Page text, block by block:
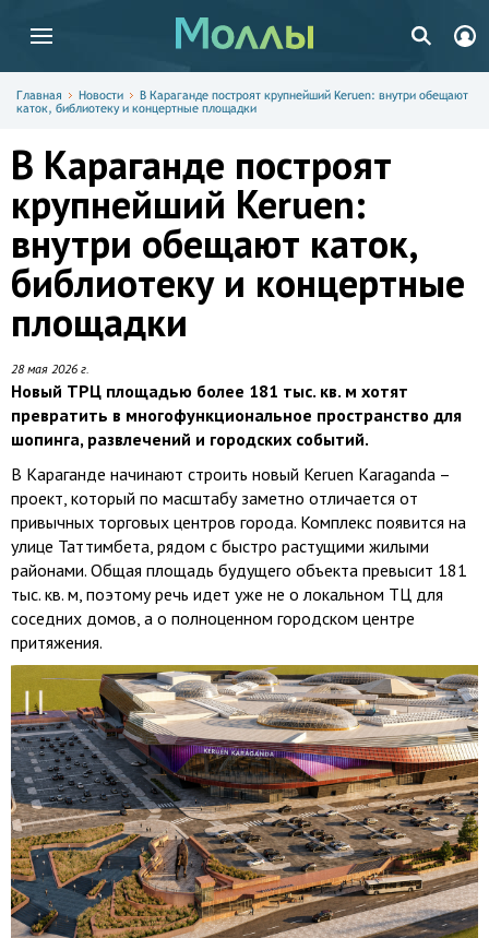
Главная Новости
В Караганде построят крупнейший Keruen: внутри обещают
каток, библиотеку и концертные площадки
В Караганде построят
крупнейший Keruen:
внутри обещают каток,
библиотеку и концертные
площадки
28 мая 2026 г.
Новый ТРЦ площадью более 181 тыс. кв. м хотят
превратить в многофункциональное пространство для
шопинга, развлечений и городских событий.
В Караганде начинают строить новый Keruen Karaganda –
проект, который по масштабу заметно отличается от
привычных торговых центров города. Комплекс появится на
улице Таттимбета, рядом с быстро растущими жилыми
районами. Общая площадь будущего объекта превысит 181
тыс. кв. м, поэтому речь идет уже не о локальном ТЦ для
соседних домов, а о полноценном городском центре
притяжения.